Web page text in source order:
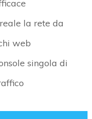
la rete da
web
singola di